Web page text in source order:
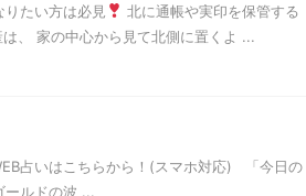
たい方は必見
北に通帳や実印を保管する
、 家の中心から見て北側に置くよ ...
占いはこちらから！(スマホ対応) 「今日の
ルドの波 ...